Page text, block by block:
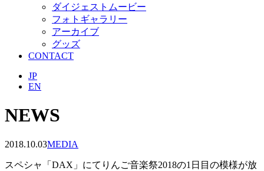
ダイジェストムービー
フォトギャラリー
アーカイブ
グッズ
CONTACT
JP
EN
NEWS
2018.10.03MEDIA
スペシャ「DAX」にてりんご音楽祭2018の1日目の模様が放